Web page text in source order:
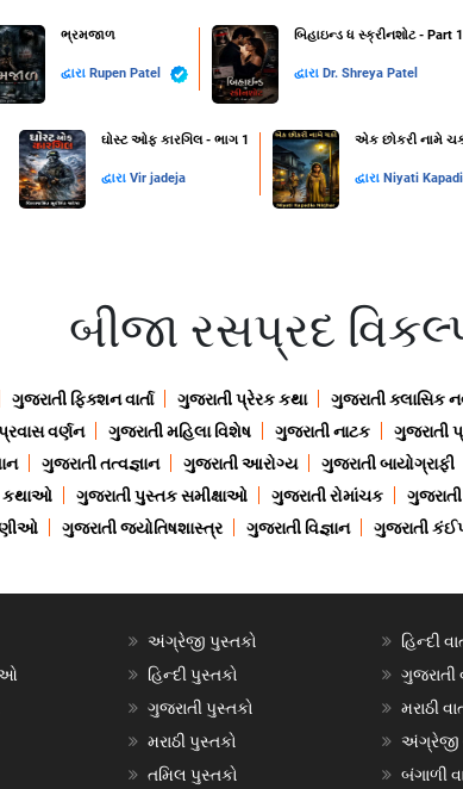
ભ્રમજાળ
દ્વારા Rupen Patel
બિહાઇન્ડ ધ સ્ક્રીનશોટ - Part 1
દ્વારા Dr. Shreya Patel
ઘોસ્ટ ઓફ કારગિલ - ભાગ 1
દ્વારા Vir jadeja
એક છોકરી નામે
દ્વારા Niyati
બીજા રસપ્રદ
ગુજરાતી ફિક્શન વાર્તા ગુજરાતી પ્રેરક કથા ગુજરાતી ક્લાસિક
વર્ણન ગુજરાતી મહિલા વિશેષ ગુજરાતી નાટક ગુજરાતી
ગુજરાતી તત્વજ્ઞાન ગુજરાતી આરોગ્ય ગુજરાતી બાયોગ્રાફી
કથાઓ ગુજરાતી પુસ્તક સમીક્ષાઓ ગુજરાતી રોમાંચક ગુજરાતી
ગુજરાતી જ્યોતિષશાસ્ત્ર ગુજરાતી વિજ્ઞાન ગુજરાતી
અંગ્રેજી પુસ્તકો
હિન્દી પુસ્તકો
ગુજરાતી પુસ્તકો
મરાઠી પુસ્તકો
તમિલ પુસ્તકો
હિન્દી
ગુજરાતી
મરાઠી
અંગ્રેજી
બંગાળી